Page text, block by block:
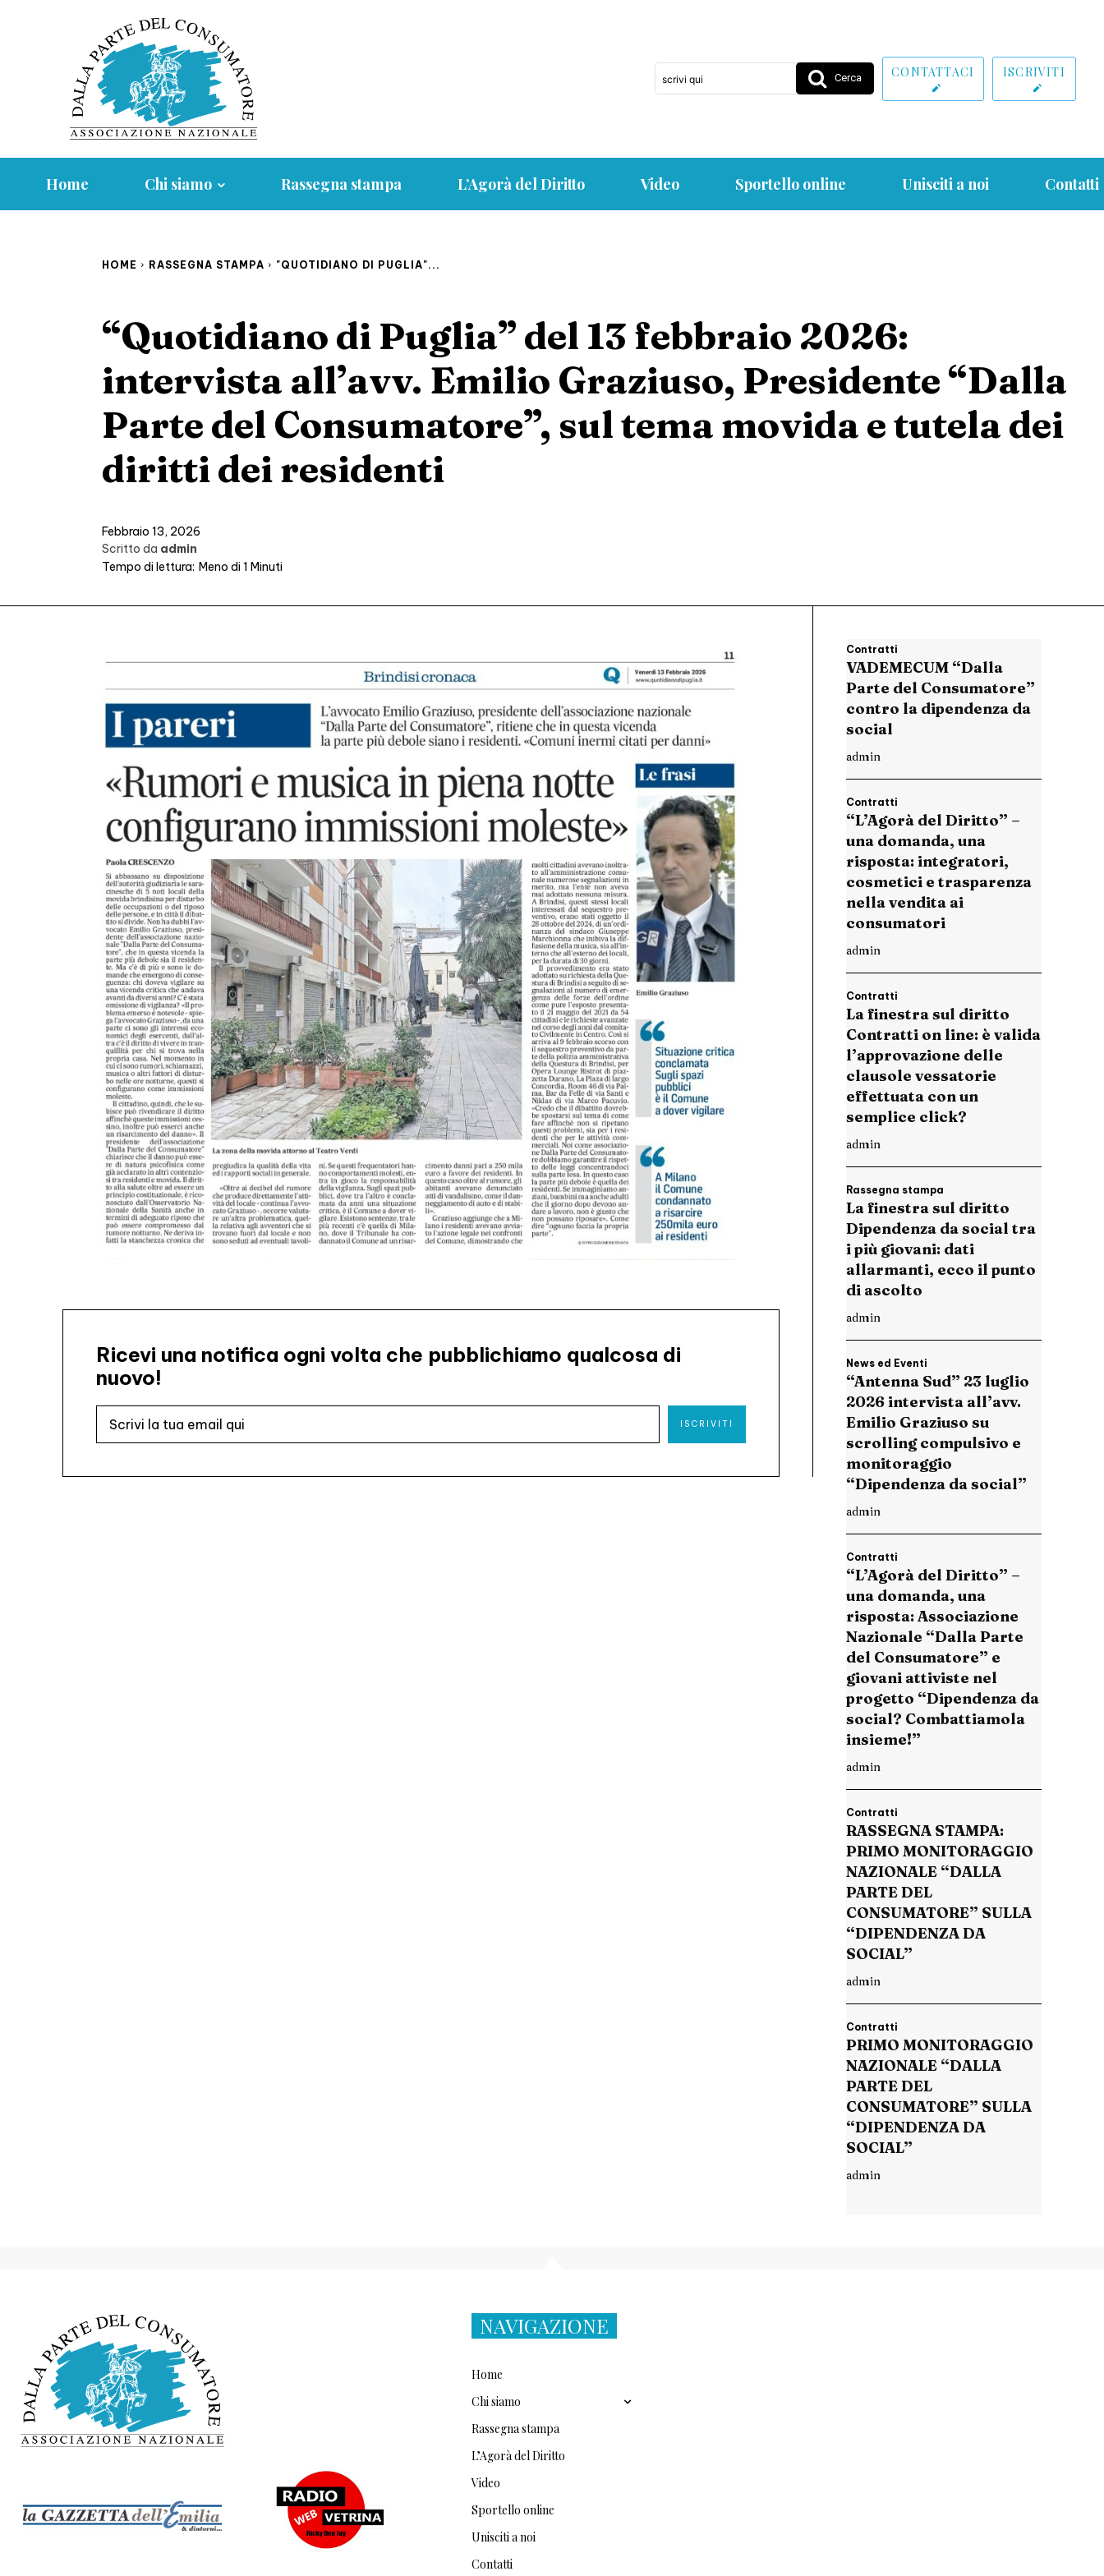
scrivi qui Cerca CONTATTACI ISCRIVITI
Home Chi siamo Rassegna stampa L’Agorà del Diritto Video Sportello online Unisciti a noi Contatti
HOME RASSEGNA STAMPA "QUOTIDIANO DI PUGLIA"...
“Quotidiano di Puglia” del 13 febbraio 2026:
intervista all’avv. Emilio Graziuso, Presidente “Dalla
Parte del Consumatore”, sul tema movida e tutela dei
diritti dei residenti
Febbraio 13, 2026
Scritto da admin
Tempo di lettura: Meno di 1 Minuti
Ricevi una notifica ogni volta che pubblichiamo qualcosa di
nuovo!
ISCRIVITI
Contratti
VADEMECUM “Dalla
Parte del Consumatore”
contro la dipendenza da
social
admin
Contratti
“L’Agorà del Diritto” –
una domanda, una
risposta: integratori,
cosmetici e trasparenza
nella vendita ai
consumatori
admin
Contratti
La finestra sul diritto
Contratti on line: è valida
l’approvazione delle
clausole vessatorie
effettuata con un
semplice click?
admin
Rassegna stampa
La finestra sul diritto
Dipendenza da social tra
i più giovani: dati
allarmanti, ecco il punto
di ascolto
admin
News ed Eventi
“Antenna Sud” 23 luglio
2026 intervista all’avv.
Emilio Graziuso su
scrolling compulsivo e
monitoraggio
“Dipendenza da social”
admin
Contratti
“L’Agorà del Diritto” –
una domanda, una
risposta: Associazione
Nazionale “Dalla Parte
del Consumatore” e
giovani attiviste nel
progetto “Dipendenza da
social? Combattiamola
insieme!”
admin
Contratti
RASSEGNA STAMPA:
PRIMO MONITORAGGIO
NAZIONALE “DALLA
PARTE DEL
CONSUMATORE” SULLA
“DIPENDENZA DA
SOCIAL”
admin
Contratti
PRIMO MONITORAGGIO
NAZIONALE “DALLA
PARTE DEL
CONSUMATORE” SULLA
“DIPENDENZA DA
SOCIAL”
admin
NAVIGAZIONE
Home
Chi siamo
Rassegna stampa
L’Agorà del Diritto
Video
Sportello online
Unisciti a noi
Contatti